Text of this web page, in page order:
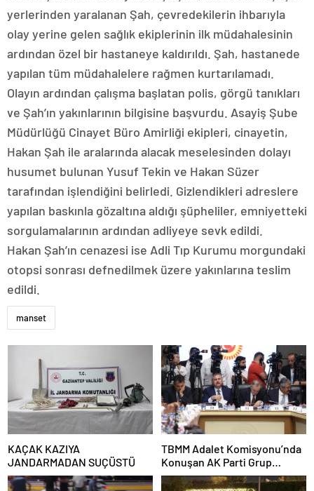
jelly
yerlerinden yaralanan Şah, çevredekilerin ihbarıyla
olay yerine gelen sağlık ekiplerinin ilk müdahalesinin
ardından özel bir hastaneye kaldırıldı. Şah, hastanede
yapılan tüm müdahalelere rağmen kurtarılamadı.
Olayın ardından çalışma başlatan polis, görgü tanıkları
ve Şah’ın yakınlarının bilgisine başvurdu. Asayiş Şube
Müdürlüğü Cinayet Büro Amirliği ekipleri, cinayetin,
Hakan Şah ile aralarında alacak meselesinden dolayı
husumet bulunan Yusuf Tekin ve Hakan Süzer
tarafından işlendiğini belirledi. Gizlendikleri adreslere
yapılan baskınla gözaltına aldığı şüpheliler, emniyetteki
sorgulamalarının ardından adliyeye sevk edildi.
Hakan Şah’ın cenazesi ise Adli Tıp Kurumu morgundaki
otopsi sonrası defnedilmek üzere yakınlarına teslim
edildi.
manset
KAÇAK KAZIYA
JANDARMADAN SUÇÜSTÜ
TBMM Adalet Komisyonu’nda
Konuşan AK Parti Grup
Başkanvekili Abdulhamit Gül: